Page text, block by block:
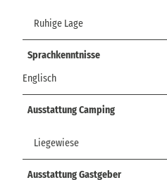
Ruhige Lage
Sprachkenntnisse
Englisch
Ausstattung Camping
Liegewiese
Ausstattung Gastgeber